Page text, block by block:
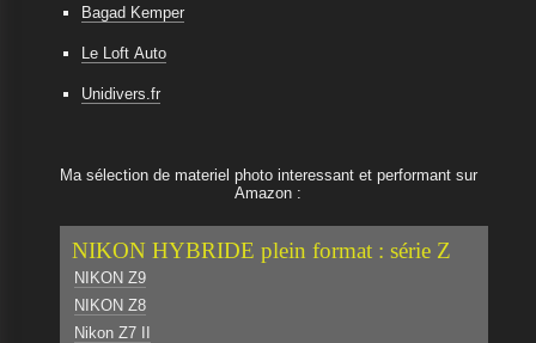
Bagad Kemper
Le Loft Auto
Unidivers.fr
Ma sélection de materiel photo interessant et performant sur
Amazon :
NIKON HYBRIDE plein format : série Z
NIKON Z9
NIKON Z8
Nikon Z7 II